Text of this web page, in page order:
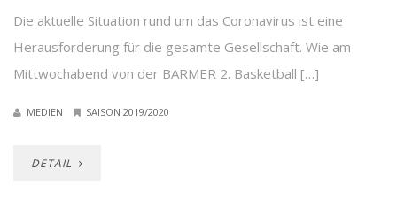
Die aktuelle Situation rund um das Coronavirus ist eine
Herausforderung für die gesamte Gesellschaft. Wie am
Mittwochabend von der BARMER 2. Basketball […]
MEDIEN SAISON 2019/2020
DETAIL